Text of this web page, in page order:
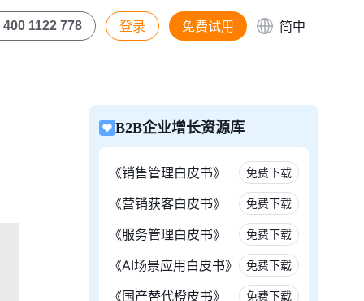
400 1122 778 登录 免费试用 简中
B2B企业增长资源库
《销售管理白皮书》 免费下载
《营销获客白皮书》 免费下载
《服务管理白皮书》 免费下载
《AI场景应用白皮书》 免费下载
《国产替代橙皮书》 免费下载